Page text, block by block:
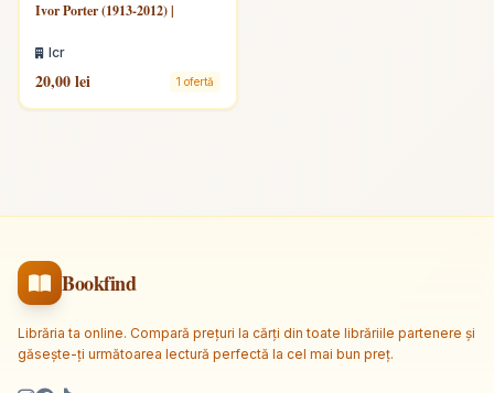
Ivor Porter (1913-2012) |
Icr
20,00 lei 1 ofertă
Bookfind
Librăria ta online. Compară prețuri la cărți din toate librăriile partenere și
găsește-ți următoarea lectură perfectă la cel mai bun preț.